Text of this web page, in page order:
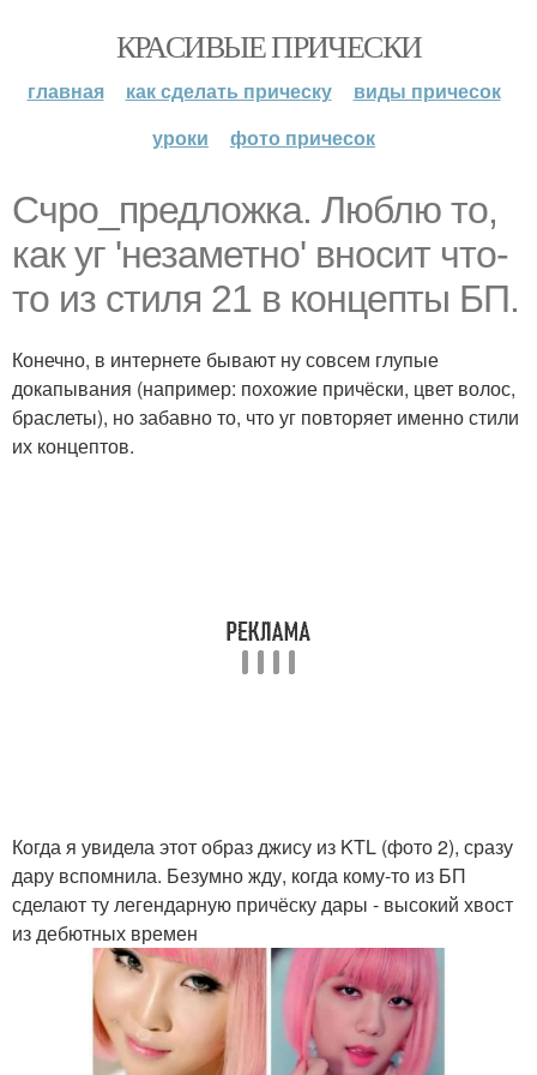
КРАСИВЫЕ ПРИЧЕСКИ
главная как сделать прическу
виды причесок
уроки
фото причесок
Счро_предложка. Люблю то,
как уг 'незаметно' вносит что-
то из стиля 21 в концепты БП.
Конечно, в интернете бывают ну совсем глупые
докапывания (например: похожие причёски, цвет волос,
браслеты), но забавно то, что уг повторяет именно стили
их концептов.
Когда я увидела этот образ джису из KTL (фото 2), сразу
дару вспомнила. Безумно жду, когда кому-то из БП
сделают ту легендарную причёску дары - высокий хвост
из дебютных времен